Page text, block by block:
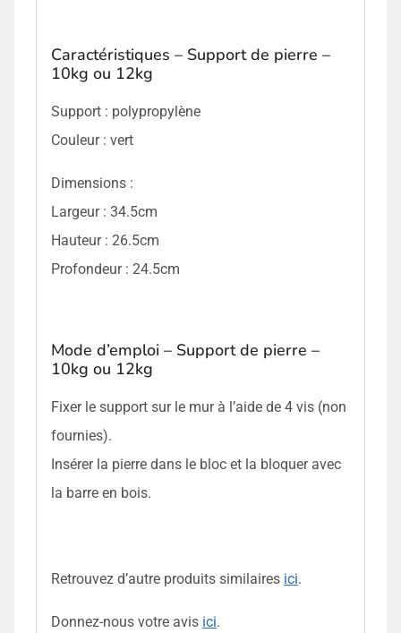
Caractéristiques – Support de pierre –
10kg ou 12kg
Support : polypropylène
Couleur : vert
Dimensions :
Largeur : 34.5cm
Hauteur : 26.5cm
Profondeur : 24.5cm
Mode d’emploi – Support de pierre –
10kg ou 12kg
Fixer le support sur le mur à l’aide de 4 vis (non
fournies).
Insérer la pierre dans le bloc et la bloquer avec
la barre en bois.
Retrouvez d’autre produits similaires ici.
Donnez-nous votre avis ici.